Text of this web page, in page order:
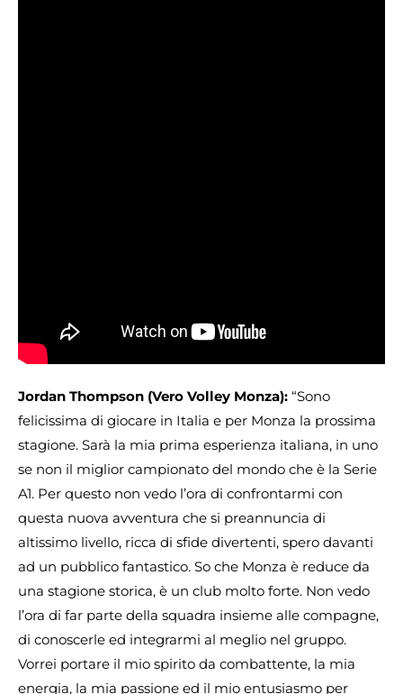
Jordan Thompson (Vero Volley Monza): “Sono
felicissima di giocare in Italia e per Monza la prossima
stagione. Sarà la mia prima esperienza italiana, in uno
se non il miglior campionato del mondo che è la Serie
A1. Per questo non vedo l’ora di confrontarmi con
questa nuova avventura che si preannuncia di
altissimo livello, ricca di sfide divertenti, spero davanti
ad un pubblico fantastico. So che Monza è reduce da
una stagione storica, è un club molto forte. Non vedo
l’ora di far parte della squadra insieme alle compagne,
di conoscerle ed integrarmi al meglio nel gruppo.
Vorrei portare il mio spirito da combattente, la mia
energia, la mia passione ed il mio entusiasmo per